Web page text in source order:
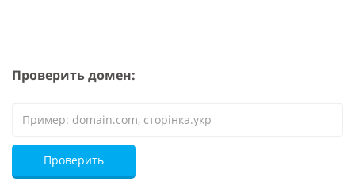
Проверить домен:
Проверить